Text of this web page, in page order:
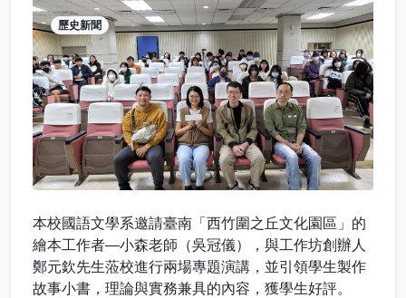
歷史新聞
本校國語文學系邀請臺南「西竹圍之丘文化園區」的
繪本工作者―小森老師（吳冠儀），與工作坊創辦人
鄭元欽先生蒞校進行兩場專題演講，並引領學生製作
故事小書，理論與實務兼具的內容，獲學生好評。